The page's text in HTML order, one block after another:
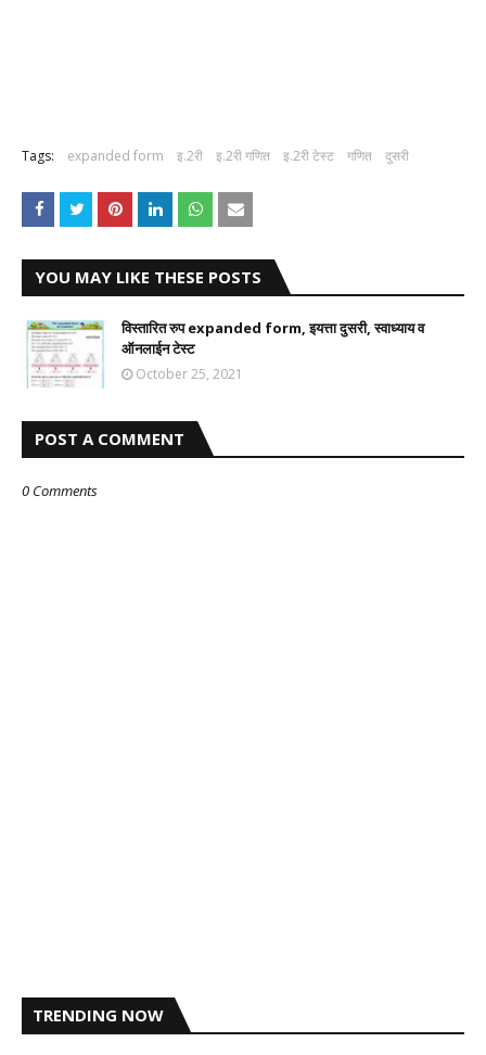
Tags: expanded form इ.2री इ.2री गणित इ.2री टेस्ट गणित दुसरी
YOU MAY LIKE THESE POSTS
विस्तारित रुप expanded form, इयत्ता दुसरी, स्वाध्याय व
ऑनलाईन टेस्ट
October 25, 2021
POST A COMMENT
0 Comments
TRENDING NOW